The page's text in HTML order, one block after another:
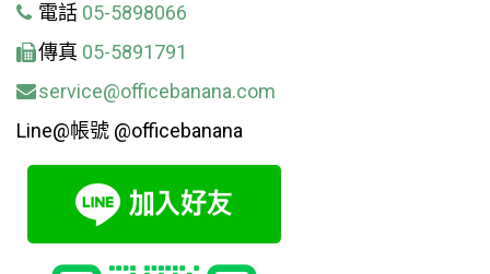
電話 05-5898066
傳真 05-5891791
service@officebanana.com
Line@帳號 @officebanana